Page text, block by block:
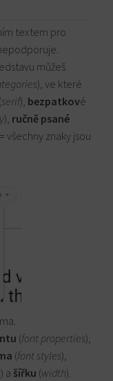
textem pro
můžeš
), ve které
(serif), bezpatkové
), ručně psané
všechny znaky jsou
(font properties),
(font styles),
) a šířku (width).